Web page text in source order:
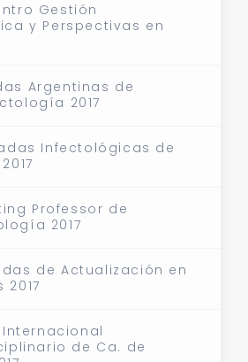
Gestión
y Perspectivas en
Argentinas de
2017
Infectológicas de
Professor de
2017
de Actualización en
2017
Internacional
de Ca. de